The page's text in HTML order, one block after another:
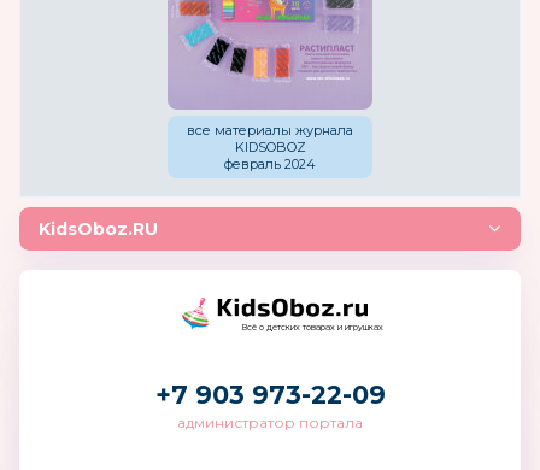
все материалы журнала
KIDSOBOZ
февраль 2024
KidsOboz.RU
Всё о детских товарах и игрушках
+7 903 973-22-09
администратор портала